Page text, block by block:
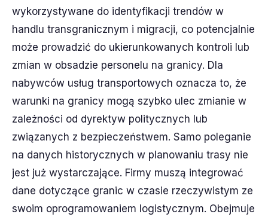
wykorzystywane do identyfikacji trendów w
handlu transgranicznym i migracji, co potencjalnie
może prowadzić do ukierunkowanych kontroli lub
zmian w obsadzie personelu na granicy. Dla
nabywców usług transportowych oznacza to, że
warunki na granicy mogą szybko ulec zmianie w
zależności od dyrektyw politycznych lub
związanych z bezpieczeństwem. Samo poleganie
na danych historycznych w planowaniu trasy nie
jest już wystarczające. Firmy muszą integrować
dane dotyczące granic w czasie rzeczywistym ze
swoim oprogramowaniem logistycznym. Obejmuje